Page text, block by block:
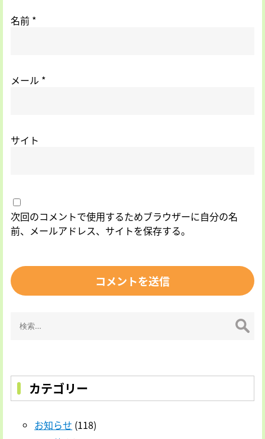
名前 *
メール *
サイト
次回のコメントで使用するためブラウザーに自分の名
前、メールアドレス、サイトを保存する。
索:
カテゴリー
お知らせ (118)